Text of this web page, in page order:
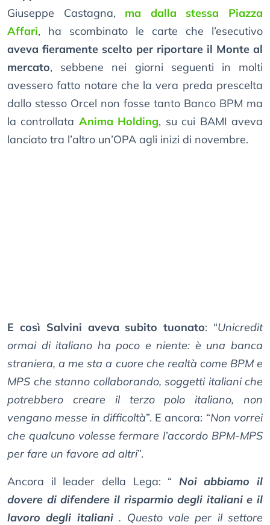
Giuseppe Castagna, ma dalla stessa Piazza
Affari, ha scombinato le carte che l’esecutivo
aveva fieramente scelto per riportare il Monte al
mercato, sebbene nei giorni seguenti in molti
avessero fatto notare che la vera preda prescelta
dallo stesso Orcel non fosse tanto Banco BPM ma
la controllata Anima Holding, su cui BAMI aveva
lanciato tra l’altro un’OPA agli inizi di novembre.
E così Salvini aveva subito tuonato: “Unicredit
ormai di italiano ha poco e niente: è una banca
straniera, a me sta a cuore che realtà come BPM e
MPS che stanno collaborando, soggetti italiani che
potrebbero creare il terzo polo italiano, non
vengano messe in difficoltà”. E ancora: “Non vorrei
che qualcuno volesse fermare l’accordo BPM-MPS
per fare un favore ad altri”.
Ancora il leader della Lega: “ Noi abbiamo il
dovere di difendere il risparmio degli italiani e il
lavoro degli italiani. Questo vale per il settore